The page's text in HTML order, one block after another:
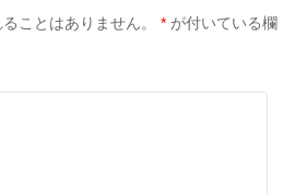
ことはありません。 * が付いている欄